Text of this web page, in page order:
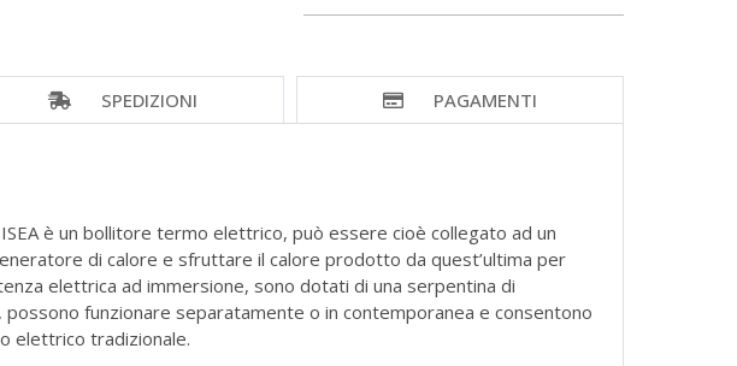
SPEDIZIONI PAGAMENTI
è un bollitore termo elettrico, può essere cioè collegato ad un
di calore e sfruttare il calore prodotto da quest’ultima per
elettrica ad immersione, sono dotati di una serpentina di
funzionare separatamente o in contemporanea e consentono
elettrico tradizionale.